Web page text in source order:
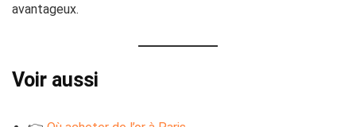
avantageux.
Voir aussi